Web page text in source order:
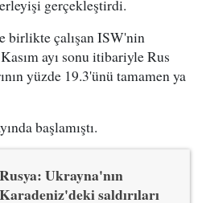
gerçekleştirdi.
birlikte çalışan ISW'nin
ayı sonu itibariyle Rus
yüzde 19.3'ünü tamamen ya
başlamıştı.
Rusya: Ukrayna'nın
Karadeniz'deki saldırıları